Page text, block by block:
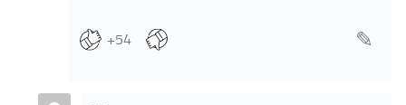
+54